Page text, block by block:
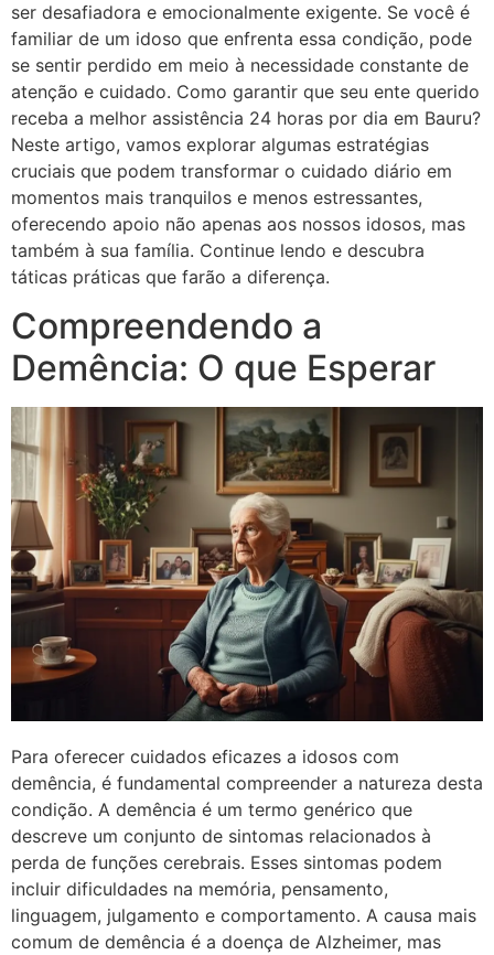
ser desafiadora e emocionalmente exigente. Se você é
familiar de um idoso que enfrenta essa condição, pode
se sentir perdido em meio à necessidade constante de
atenção e cuidado. Como garantir que seu ente querido
receba a melhor assistência 24 horas por dia em Bauru?
Neste artigo, vamos explorar algumas estratégias
cruciais que podem transformar o cuidado diário em
momentos mais tranquilos e menos estressantes,
oferecendo apoio não apenas aos nossos idosos, mas
também à sua família. Continue lendo e descubra
táticas práticas que farão a diferença.
Compreendendo a
Demência: O que Esperar
Para oferecer cuidados eficazes a idosos com
demência, é fundamental compreender a natureza desta
condição. A demência é um termo genérico que
descreve um conjunto de sintomas relacionados à
perda de funções cerebrais. Esses sintomas podem
incluir dificuldades na memória, pensamento,
linguagem, julgamento e comportamento. A causa mais
comum de demência é a doença de Alzheimer, mas